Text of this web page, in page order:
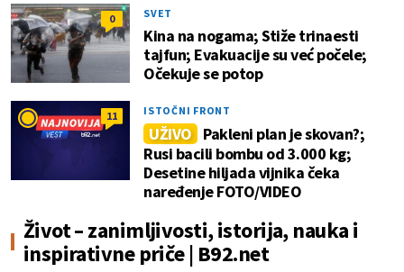
0 SVET
Kina na nogama; Stiže trinaesti
tajfun; Evakuacije su već počele;
Očekuje se potop
11 ISTOČNI FRONT
UŽIVO Pakleni plan je skovan?;
Rusi bacili bombu od 3.000 kg;
Desetine hiljada vijnika čeka
naređenje FOTO/VIDEO
Život – zanimljivosti, istorija, nauka i
inspirativne priče | B92.net